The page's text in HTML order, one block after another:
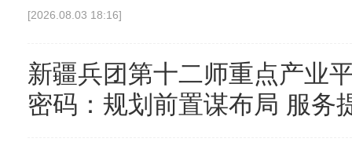
[2026.08.03 18:16]
新疆兵团第十二师重点产业
密码：规划前置谋布局 服务